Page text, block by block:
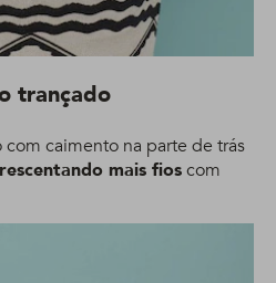
trançado
caimento na parte de trás
mais fioscom